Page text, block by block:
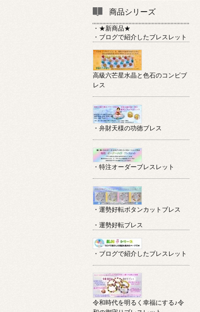
商品シリーズ
・★新商品★
・ブログで紹介したブレスレット
高級六芒星水晶と色石のコンビブ
レス
・弁財天様の功徳ブレス
・特注オーダーブレスレット
・運勢好転ボタンカットブレス
・運勢好転ブレス
・ブログで紹介したブレスレット
令和時代を明るく幸福にする♪令